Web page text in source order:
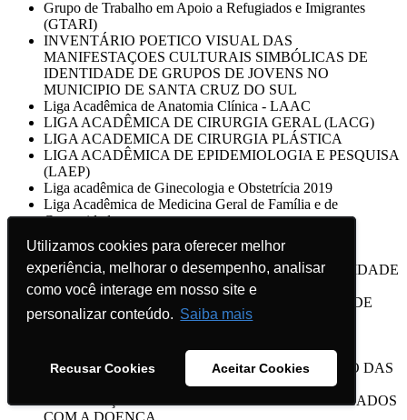
Utilizamos cookies para oferecer melhor
experiência, melhorar o desempenho, analisar
como você interage em nosso site e
personalizar conteúdo. Saiba mais
Recusar Cookies Aceitar Cookies
Utilizamos cookies para oferecer melhor
experiência, melhorar o desempenho, analisar
como você interage em nosso site e
personalizar conteúdo. Saiba mais
Recusar Cookies Aceitar Cookies
Grupo de Trabalho em Apoio a Refugiados e Imigrantes
(GTARI)
INVENTÁRIO POETICO VISUAL DAS
MANIFESTAÇOES CULTURAIS SIMBÓLICAS DE
IDENTIDADE DE GRUPOS DE JOVENS NO
MUNICIPIO DE SANTA CRUZ DO SUL
Liga Acadêmica de Anatomia Clínica - LAAC
LIGA ACADÊMICA DE CIRURGIA GERAL (LACG)
LIGA ACADEMICA DE CIRURGIA PLÁSTICA
LIGA ACADÊMICA DE EPIDEMIOLOGIA E PESQUISA
(LAEP)
Liga acadêmica de Ginecologia e Obstetrícia 2019
Liga Acadêmica de Medicina Geral de Família e de
Comunidade
Liga Acadêmica de Patologia
LIGA ACADÊMICA DE PEDIATRIA
LIGA ACADÊMICA DO CÂNCER DA UNIVERSIDADE
DE SANTA CRUZ DO SUL
LIGA ACADÊMICA DO RIM - UNIVERSIDADE DE
SANTA CRUZ DO SUL - UNISC 2019
LIGA DE MEDICINA DE EMERGÊNCIA/2019
Liga de Otorrinolaringologia UNISC 2019 - ESTUDO DAS
TERAPIAS PRESCRITAS NA RINITE E
ORIENTAÇÕES AOS PACIENTES DIAGNOSTICADOS